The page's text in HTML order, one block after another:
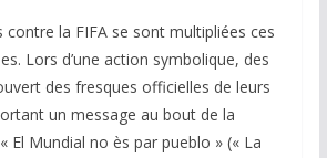
contre la FIFA se sont multipliées ces
Lors d’une action symbolique, des
des fresques officielles de leurs
un message au bout de la
El Mundial no ès par pueblo » (« La